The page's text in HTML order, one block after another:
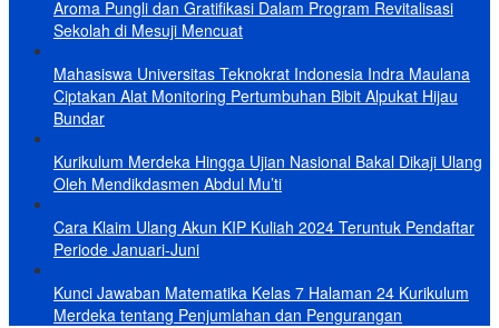
Aroma Pungli dan Gratifikasi Dalam Program Revitalisasi
Sekolah di Mesuji Mencuat
Mahasiswa Universitas Teknokrat Indonesia Indra Maulana
Ciptakan Alat Monitoring Pertumbuhan Bibit Alpukat Hijau
Bundar
Kurikulum Merdeka Hingga Ujian Nasional Bakal Dikaji Ulang
Oleh Mendikdasmen Abdul Mu’ti
Cara Klaim Ulang Akun KIP Kuliah 2024 Teruntuk Pendaftar
Periode Januari-Juni
Kunci Jawaban Matematika Kelas 7 Halaman 24 Kurikulum
Merdeka tentang Penjumlahan dan Pengurangan